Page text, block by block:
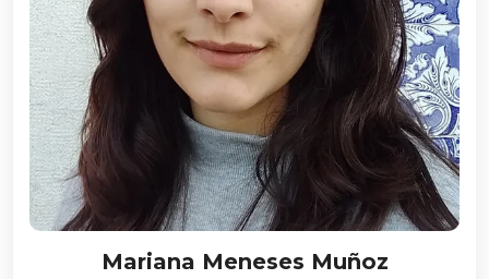
Mariana Meneses Muñoz